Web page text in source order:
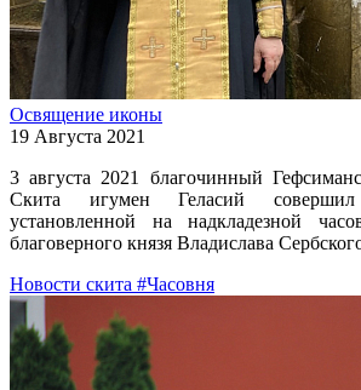
Освящение иконы
19 Августа 2021
3 августа 2021 благочинный
Скита игумен Геласий
установленной на надкладезной
благоверного князя Владислава
Новости скита #Часовня